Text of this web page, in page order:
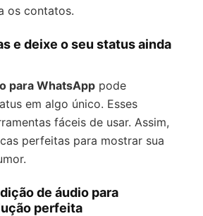
os contatos.
e deixe o seu status ainda
para WhatsApp pode
em algo único. Esses
fáceis de usar. Assim,
perfeitas para mostrar sua
de áudio para
perfeita